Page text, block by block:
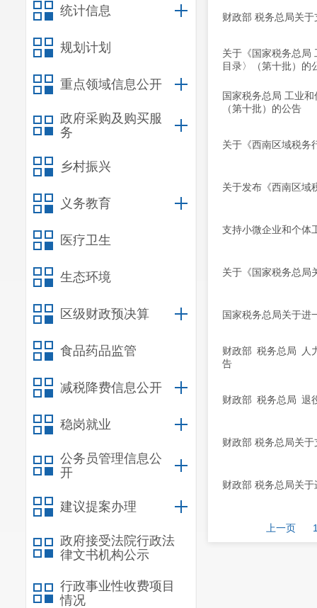
统计信息
规划计划
重点领域信息公开
政府采购及购买服
务
乡村振兴
义务教育
医疗卫生
生态环境
区级财政预决算
食品药品监管
减税降费信息公开
稳岗就业
公务员管理信息公
开
建议提案办理
政府接受法院行政法
律文书机构公示
行政事业性收费项目
情况
财政部 税务总局关
关于《国家税务总局
目录〉（第十批）的
国家税务总局 工业
（第十批）的公告
关于《西南区域税务
关于发布《西南区域
支持小微企业和个体
关于《国家税务总局
国家税务总局关于进
财政部 税务总局 人
告
财政部 税务总局 退
财政部 税务总局关
财政部 税务总局关
上一页